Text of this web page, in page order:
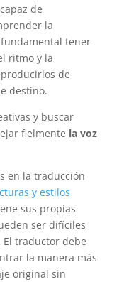
de
la
tener
ritmo y la
de
destino.
y buscar
fielmente la voz
en la traducción
y estilos
sus propias
ser difíciles
traductor debe
la manera más
original sin